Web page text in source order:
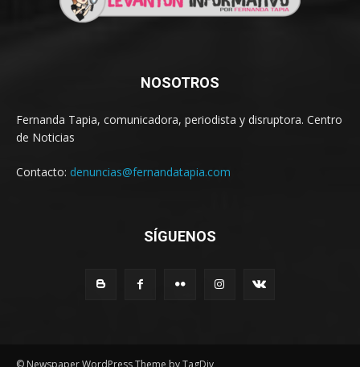
NOSOTROS
Fernanda Tapia, comunicadora, periodista y disruptora. Centro
de Noticias
Contacto: denuncias@fernandatapia.com
SÍGUENOS
© Newspaper WordPress Theme by TagDiv